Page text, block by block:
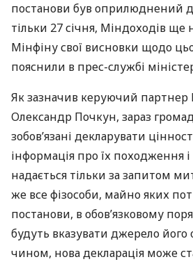
постанови був оприлюднений
тільки 27 січня, Міндоходів ще
Мінфіну свої висновки щодо
пояснили в прес-службі
Як зазначив керуючий партнер
Олександр Почкун, зараз
зобов’язані декларувати
інформація про їх походження
надається тільки за запитом
же все фізособи, майно яких
постанови, в обов’язковому
будуть вказувати джерело
чином, нова декларація може